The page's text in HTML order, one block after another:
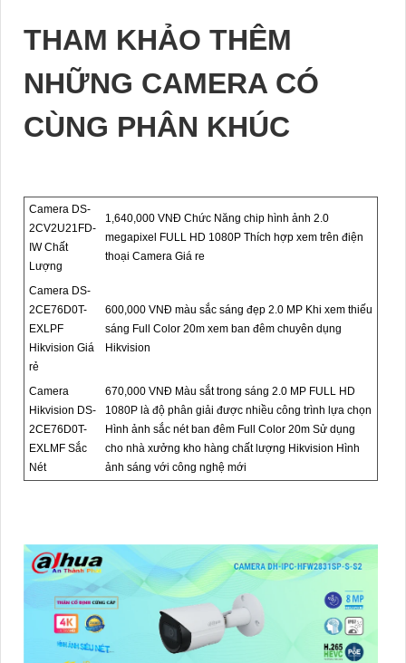
THAM KHẢO THÊM
NHỮNG CAMERA CÓ
CÙNG PHÂN KHÚC
Camera DS-
2CV2U21FD-
IW Chất
Lượng
1,640,000 VNĐ Chức Năng chip hình ảnh 2.0
megapixel FULL HD 1080P Thích hợp xem trên điện
thoại Camera Giá re
Camera DS-
2CE76D0T-
EXLPF
Hikvision Giá
rẻ
600,000 VNĐ màu sắc sáng đẹp 2.0 MP Khi xem thiếu
sáng Full Color 20m xem ban đêm chuyên dụng
Hikvision
Camera
Hikvision DS-
2CE76D0T-
EXLMF Sắc
Nét
670,000 VNĐ Màu sắt trong sáng 2.0 MP FULL HD
1080P là độ phân giải được nhiều công trình lựa chọn
Hình ảnh sắc nét ban đêm Full Color 20m Sử dụng
cho nhà xưởng kho hàng chất lượng Hikvision Hình
ảnh sáng với công nghệ mới